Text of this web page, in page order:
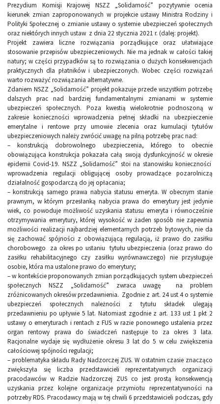
Prezydium Komisji Krajowej NSZZ „Solidarność” pozytywnie ocenia
kierunek zmian zaproponowanych w projekcie ustawy Ministra Rodziny i
Polityki Społecznej o zmianie ustawy o systemie ubezpieczeń społecznych
oraz niektórych innych ustaw z dnia 22 stycznia 2021 r. (dalej: projekt).
Projekt zawiera liczne rozwiązania porządkujące oraz ułatwiające
stosowanie przepisów ubezpieczeniowych. Nie ma jednak w całości takiej
natury; w części przypadków są to rozwiązania o dużych konsekwencjach
praktycznych dla płatników i ubezpieczonych. Wobec części rozwiązań
warto rozważyć rozwiązania alternatywne.
Zdaniem NSZZ „Solidarność” projekt pokazuje przede wszystkim potrzebę
dalszych prac nad bardziej fundamentalnymi zmianami w systemie
ubezpieczeń społecznych. Poza kwestią wielokrotnie podnoszoną w
zakresie konieczności wprowadzenia pełnej składki na ubezpieczenie
emerytalne i rentowe przy umowie zlecenia oraz kumulacji tytułów
ubezpieczeniowych należy zwrócić uwagę na pilną potrzebę prac nad:
– konstrukcją dobrowolnego ubezpieczenia, którego to obecnie
obowiązująca konstrukcja pokazała całą swoją dysfunkcyjność w okresie
epidemii Covid-19. NSZZ „Solidarność” stoi na stanowisku konieczności
wprowadzenia regulacji obligującej osoby prowadzące pozarolniczą
działalność gospodarczą do jej opłacania;
– konstrukcją samego prawa nabycia statusu emeryta. W obecnym stanie
prawnym, w którym przesłanką nabycia prawa do emerytury jest jedynie
wiek, co powoduje możliwość uzyskania statusu emeryta i równocześnie
otrzymywania emerytury, której wysokość w żaden sposób nie zapewnia
możliwości realizacji najbardziej elementarnych potrzeb bytowych, nie da
się zachować spójności z obowiązującą regulacją, iż prawo do zasiłku
chorobowego za okres po ustaniu tytułu ubezpieczenia (oraz prawo do
zasiłku rehabilitacyjnego czy zasiłku wyrównawczego) nie przysługuje
osobie, która ma ustalone prawo do emerytury;
– w kontekście proponowanych zmian porządkujących system ubezpieczeń
społecznych NSZZ „Solidarność” zwraca uwagę na problem
zróżnicowanych okresów przedawnienia. Zgodnie z art. 24 ust 4 o systemie
ubezpieczeń społecznych należności z tytułu składek ulegają
przedawnieniu po upływie 5 lat. Natomiast zgodnie z art. 133 ust 1 pkt 2
ustawy o emeryturach i rentach z FUS w razie ponownego ustalenia przez
organ rentowy prawa do świadczeń następuje to za okres 3 lata.
Racjonalne wydaje się wydłużenie okresu 3 lat do 5 w celu zwiększenia
całościowej spójności regulacji;
– problematyka składu Rady Nadzorczej ZUS. W ostatnim czasie znacząco
zwiększyła się liczba przedstawicieli reprezentatywnych organizacji
pracodawców w Radzie Nadzorczej ZUS co jest prostą konsekwencją
uzyskania przez kolejne organizacje przymiotu reprezentatywności na
potrzeby RDS. Pracodawcy mają w tej chwili 6 przedstawicieli podczas, gdy